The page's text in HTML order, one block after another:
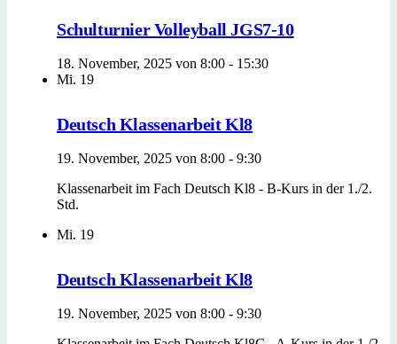
Schulturnier Volleyball JGS7-10
18. November, 2025 von 8:00 - 15:30
Mi. 19
Deutsch Klassenarbeit Kl8
19. November, 2025 von 8:00 - 9:30
Klassenarbeit im Fach Deutsch Kl8 - B-Kurs in der 1./2.
Std.
Mi. 19
Deutsch Klassenarbeit Kl8
19. November, 2025 von 8:00 - 9:30